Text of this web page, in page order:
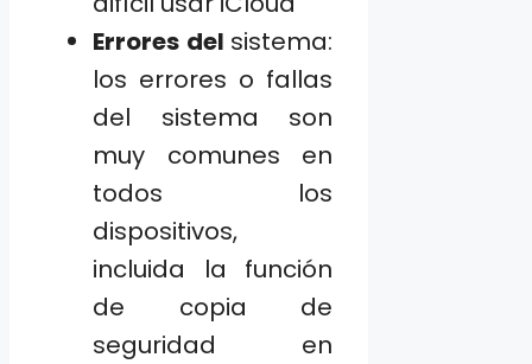
Errores del sistema:
los errores o fallas
del sistema son
muy comunes en
todos los
dispositivos,
incluida la función
de copia de
seguridad en